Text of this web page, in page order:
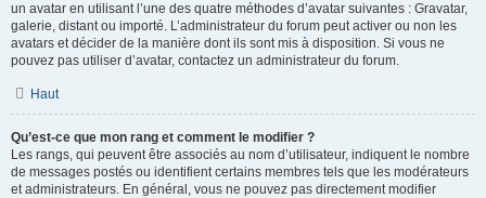
un avatar en utilisant l’une des quatre méthodes d’avatar suivantes : Gravatar,
galerie, distant ou importé. L’administrateur du forum peut activer ou non les
avatars et décider de la manière dont ils sont mis à disposition. Si vous ne
pouvez pas utiliser d’avatar, contactez un administrateur du forum.
Haut
Qu’est-ce que mon rang et comment le modifier ?
Les rangs, qui peuvent être associés au nom d’utilisateur, indiquent le nombre
de messages postés ou identifient certains membres tels que les modérateurs
et administrateurs. En général, vous ne pouvez pas directement modifier